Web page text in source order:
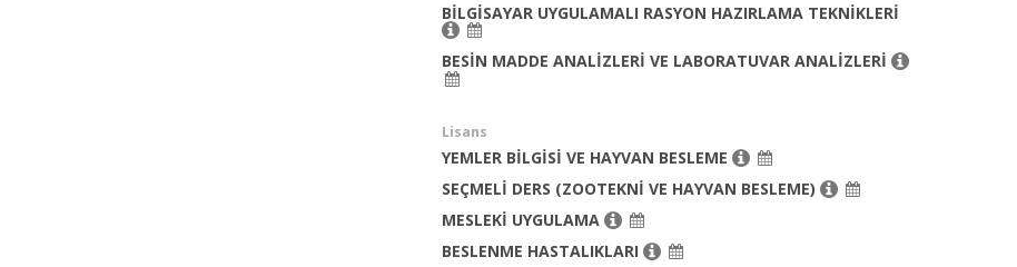
BİLGİSAYAR UYGULAMALI RASYON HAZIRLAMA TEKNİKLERİ
BESİN MADDE ANALİZLERİ VE LABORATUVAR ANALİZLERİ
Lisans
YEMLER BİLGİSİ VE HAYVAN BESLEME
SEÇMELİ DERS (ZOOTEKNİ VE HAYVAN BESLEME)
MESLEKİ UYGULAMA
BESLENME HASTALIKLARI